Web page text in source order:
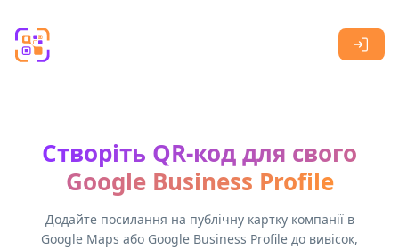
Створіть QR-код для свого
Google Business Profile
Додайте посилання на публічну картку компанії в
Google Maps або Google Business Profile до вивісок,